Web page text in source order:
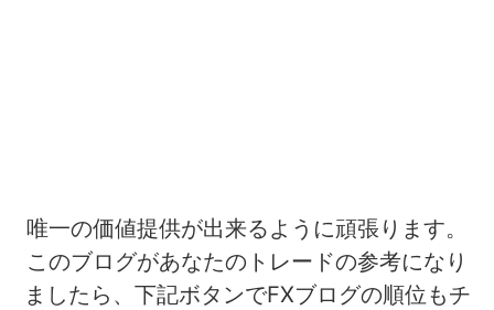
唯一の価値提供が出来るように頑張ります。
このブログがあなたのトレードの参考になり
ましたら、下記ボタンでFXブログの順位もチ